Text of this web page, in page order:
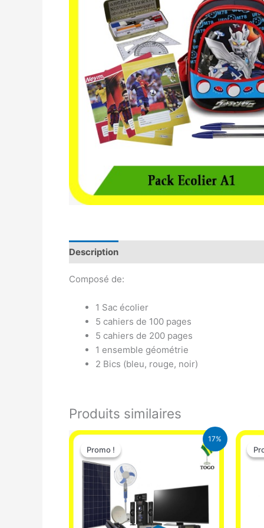
Description
Composé de:
1 Sac écolier
5 cahiers de 100 pages
5 cahiers de 200 pages
1 ensemble géométrie
2 Bics (bleu, rouge, noir)
Produits similaires
17%
Promo !
Promo !
Le
initial
était :
430.000 CFA.
Le